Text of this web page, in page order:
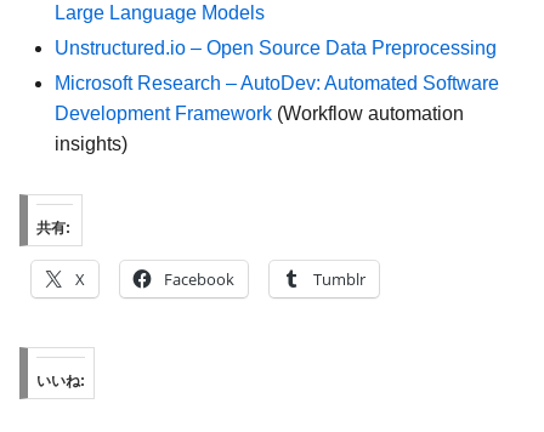
Large Language Models
Unstructured.io – Open Source Data Preprocessing
Microsoft Research – AutoDev: Automated Software
Development Framework (Workflow automation
insights)
共有:
X Facebook Tumblr
いいね: